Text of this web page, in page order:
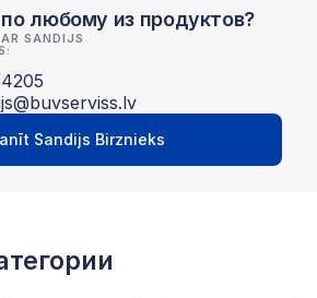
любому из продуктов?
SANDIJS
Sandijs Birznieks